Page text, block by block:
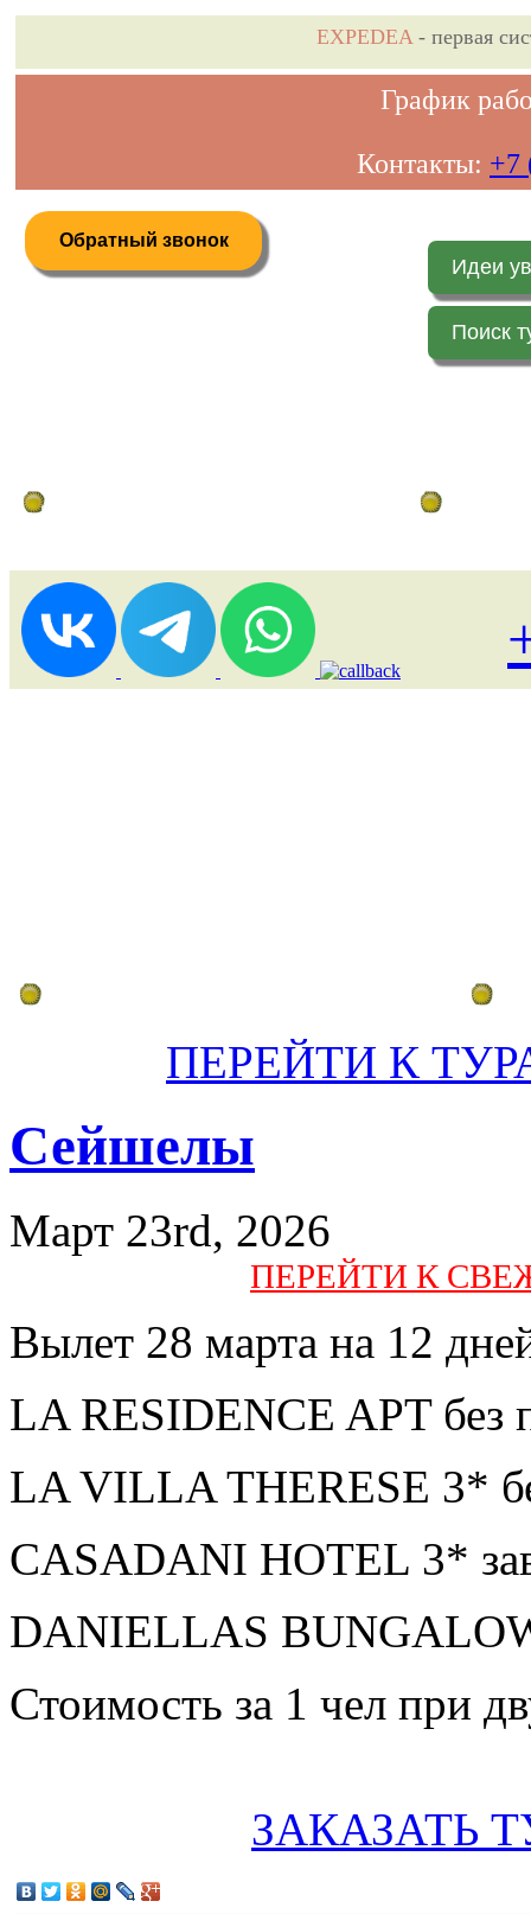
EXPEDEA- первая
График
Контакты: +7
Обратный звонок
Идеи
Поиск
Дистанционное бронирование туров
ПЕРЕЙТИ К
Сейшелы
Март 23rd, 2026
ПЕРЕЙТИ К
Вылет 28 марта на 12
LA RESIDENCE APT без
LA VILLA THERESE 3*
CASADANI HOTEL 3*
DANIELLAS
Стоимость за 1 чел при
ЗАКАЗАТЬ